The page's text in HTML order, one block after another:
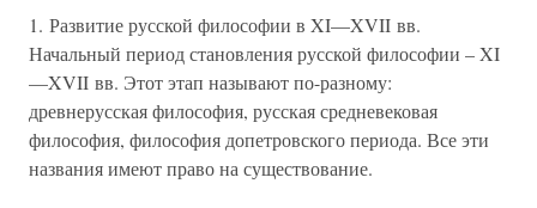
1. Развитие русской философии в XI—XVII вв.
Начальный период становления русской философии – XI
—XVII вв. Этот этап называют по-разному:
древнерусская философия, русская средневековая
философия, философия допетровского периода. Все эти
названия имеют право на существование.